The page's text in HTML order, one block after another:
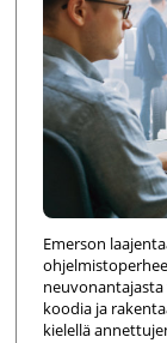
Emerson
neuvonantajasta
koodia ja
kielellä